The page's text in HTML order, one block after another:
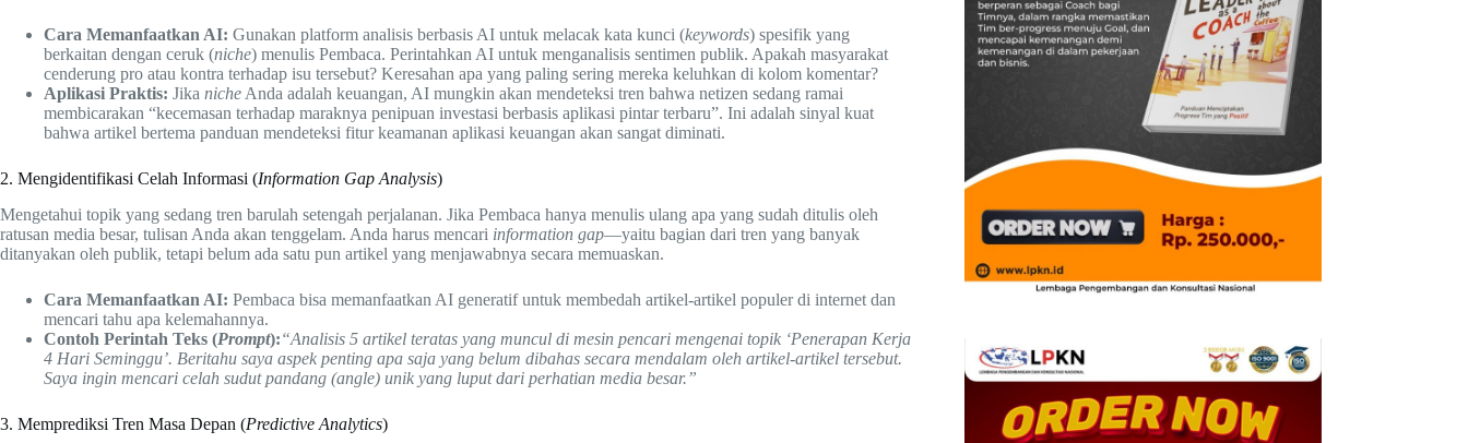
Cara Memanfaatkan AI: Gunakan platform analisis berbasis AI untuk melacak kata kunci (keywords) spesifik yang
berkaitan dengan ceruk (niche) menulis Pembaca. Perintahkan AI untuk menganalisis sentimen publik. Apakah masyarakat
cenderung pro atau kontra terhadap isu tersebut? Keresahan apa yang paling sering mereka keluhkan di kolom komentar?
Aplikasi Praktis: Jika niche Anda adalah keuangan, AI mungkin akan mendeteksi tren bahwa netizen sedang ramai
membicarakan “kecemasan terhadap maraknya penipuan investasi berbasis aplikasi pintar terbaru”. Ini adalah sinyal kuat
bahwa artikel bertema panduan mendeteksi fitur keamanan aplikasi keuangan akan sangat diminati.
2. Mengidentifikasi Celah Informasi (Information Gap Analysis)
Mengetahui topik yang sedang tren barulah setengah perjalanan. Jika Pembaca hanya menulis ulang apa yang sudah ditulis oleh
ratusan media besar, tulisan Anda akan tenggelam. Anda harus mencari information gap—yaitu bagian dari tren yang banyak
ditanyakan oleh publik, tetapi belum ada satu pun artikel yang menjawabnya secara memuaskan.
Cara Memanfaatkan AI: Pembaca bisa memanfaatkan AI generatif untuk membedah artikel-artikel populer di internet dan
mencari tahu apa kelemahannya.
Contoh Perintah Teks (Prompt):“Analisis 5 artikel teratas yang muncul di mesin pencari mengenai topik ‘Penerapan Kerja
4 Hari Seminggu’. Beritahu saya aspek penting apa saja yang belum dibahas secara mendalam oleh artikel-artikel tersebut.
Saya ingin mencari celah sudut pandang (angle) unik yang luput dari perhatian media besar.”
3. Memprediksi Tren Masa Depan (Predictive Analytics)